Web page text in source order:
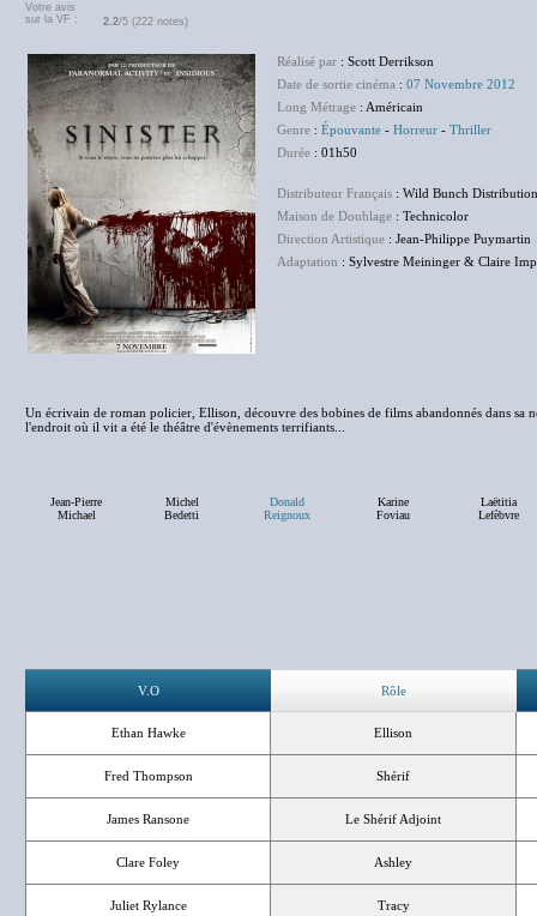
Votre avis
sur la VF :
2.2/5 (222 notes)
Réalisé par : Scott Derrikson
Date de sortie cinéma : 07 Novembre 2012
Long Métrage : Américain
Genre : Épouvante - Horreur - Thriller
Durée : 01h50
Distributeur Français : Wild Bunch Distribution
Maison de Doublage : Technicolor
Direction Artistique : Jean-Philippe Puymartin
Adaptation : Sylvestre Meininger & Claire
Un écrivain de roman policier, Ellison, découvre des bobines de films abandonnés dans sa
l'endroit où il vit a été le théâtre d'évènements terrifiants...
Jean-Pierre
Michael
Michel
Bedetti
Donald
Reignoux
Karine
Foviau
Laëtitia
Lefèbvre
V.O Rôle
Ethan Hawke Ellison
Fred Thompson Shérif
James Ransone Le Shérif Adjoint
Clare Foley Ashley
Juliet Rylance Tracy